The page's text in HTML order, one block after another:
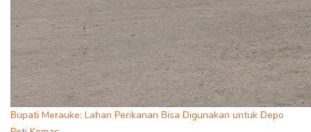
Bupati Merauke: Lahan Perikanan Bisa Digunakan untuk Depo